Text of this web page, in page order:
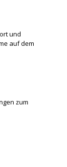
und
auf dem
zum